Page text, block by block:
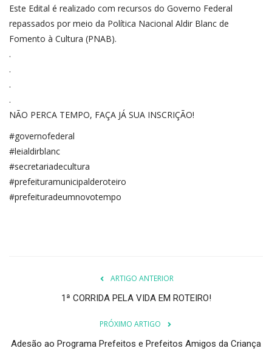
Este Edital é realizado com recursos do Governo Federal
repassados por meio da Política Nacional Aldir Blanc de
Fomento à Cultura (PNAB).
.
.
.
.
NÃO PERCA TEMPO, FAÇA JÁ SUA INSCRIÇÃO!
#governofederal
#leialdirblanc
#secretariadecultura
#prefeituramunicipalderoteiro
#prefeituradeumnovotempo
ARTIGO ANTERIOR
1ª CORRIDA PELA VIDA EM ROTEIRO!
PRÓXIMO ARTIGO
Adesão ao Programa Prefeitos e Prefeitos Amigos da Criança